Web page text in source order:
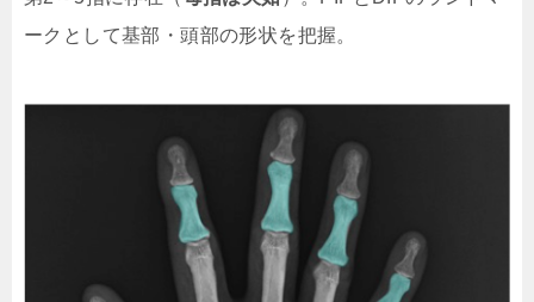
ークとして基部・頭部の形状を把握。